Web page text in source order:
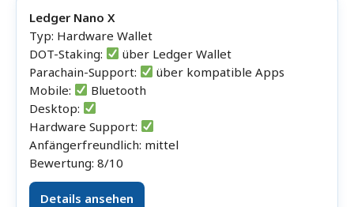
Ledger Nano X
Typ: Hardware Wallet
DOT-Staking:
über Ledger Wallet
Parachain-Support:
über kompatible Apps
Mobile:
Bluetooth
Desktop:
Hardware Support:
Anfängerfreundlich: mittel
Bewertung: 8/10
Details ansehen